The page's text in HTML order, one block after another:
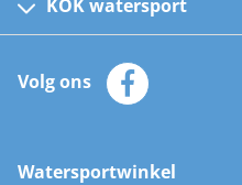
Automatische
Zeilkleding
Zonnepanelen
AIS transponders
KOK watersport
Klantenservice
Merken
Volg ons
Watersportwinkel